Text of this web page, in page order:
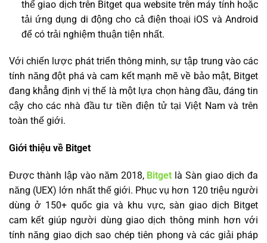
thể giao dịch trên Bitget qua website trên máy tính hoặc
tải ứng dụng di động cho cả điện thoại iOS và Android
để có trải nghiệm thuận tiện nhất.
Với chiến lược phát triển thông minh, sự tập trung vào các
tính năng đột phá và cam kết mạnh mẽ về bảo mật, Bitget
đang khẳng định vị thế là một lựa chọn hàng đầu, đáng tin
cậy cho các nhà đầu tư tiền điện tử tại Việt Nam và trên
toàn thế giới.
Giới thiệu về Bitget
Được thành lập vào năm 2018, Bitget là Sàn giao dịch đa
năng (UEX) lớn nhất thế giới. Phục vụ hơn 120 triệu người
dùng ở 150+ quốc gia và khu vực, sàn giao dịch Bitget
cam kết giúp người dùng giao dịch thông minh hơn với
tính năng giao dịch sao chép tiên phong và các giải pháp